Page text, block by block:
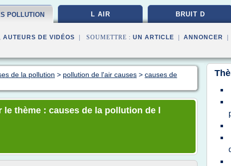
POLLUTION L AIR BRUIT D
AUTEURS DE VIDÉOS | SOUMETTRE : UN ARTICLE ANNONCER
de la pollution > pollution de l'air causes > causes de
thème : causes de la pollution de l